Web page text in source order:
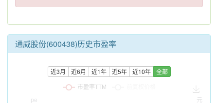
通威股份(600438)历史市盈率
近3月 近6月 近1年 近5年 近10年 全部